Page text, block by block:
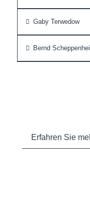
Gaby Terwedow
Bernd
Erfahren Sie